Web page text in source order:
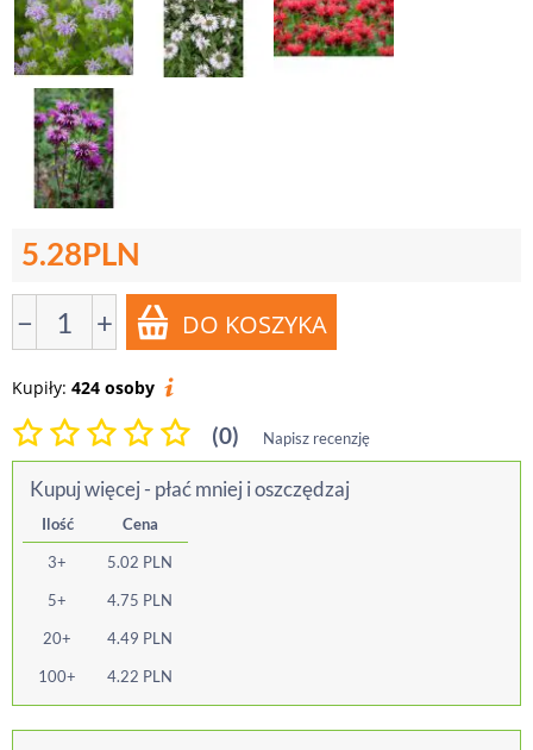
5.28PLN
− +
Kupiły: 424 osoby
(0) Napisz recenzję
Kupuj więcej - płać mniej i oszczędzaj
Ilość
Cena
3+
5.02 PLN
5+
4.75 PLN
20+
4.49 PLN
100+
4.22 PLN